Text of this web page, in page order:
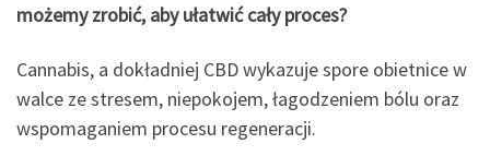
możemy zrobić, aby ułatwić cały proces?
Cannabis, a dokładniej CBD wykazuje spore obietnice w
walce ze stresem, niepokojem, łagodzeniem bólu oraz
wspomaganiem procesu regeneracji.